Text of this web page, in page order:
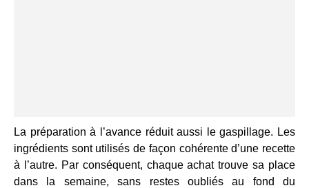
La préparation à l’avance réduit aussi le gaspillage. Les
ingrédients sont utilisés de façon cohérente d’une recette
à l’autre. Par conséquent, chaque achat trouve sa place
dans la semaine, sans restes oubliés au fond du